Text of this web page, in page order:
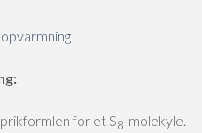
for et S8-molekyle.